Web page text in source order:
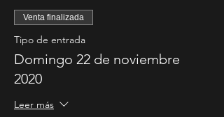
indicada para el evento
Utilizar Cubrebocas en todo
momento
Respetar una distancia de 2 metros
Venta finalizada
Tipo de entrada
Domingo 22 de noviembre
2020
Leer más